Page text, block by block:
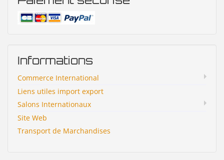
Informations
Commerce International
Liens utiles import export
Salons Internationaux
Site Web
Transport de Marchandises